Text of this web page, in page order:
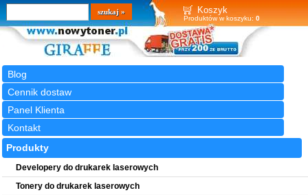
Koszyk
Produktów w koszyku: 0
Blog
Cennik dostaw
Panel Klienta
Kontakt
Wyszukiwarka
szukaj
Produkty
Developery do drukarek laserowych
Tonery do drukarek laserowych